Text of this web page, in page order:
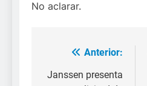
No aclarar.
Navegación
de
Anterior:
Janssen presenta